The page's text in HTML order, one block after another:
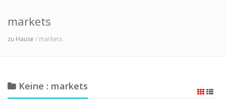
markets
zu Hause / markets
Keine : markets